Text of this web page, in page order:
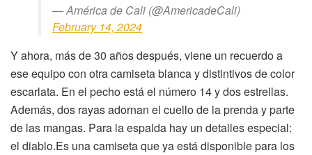
— América de Cali (@AmericadeCali)
February 14, 2024
Y ahora, más de 30 años después, viene un recuerdo a
ese equipo con otra camiseta blanca y distintivos de color
escarlata. En el pecho está el número 14 y dos estrellas.
Además, dos rayas adornan el cuello de la prenda y parte
de las mangas. Para la espalda hay un detalles especial:
el diablo.Es una camiseta que ya está disponible para los